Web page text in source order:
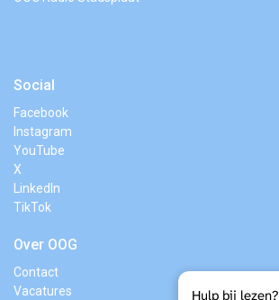
Social
Facebook
Instagram
YouTube
X
LinkedIn
TikTok
Over OOG
Contact
Vacatures
Hulp bij lezen?